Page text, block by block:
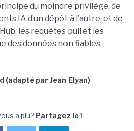
du moindre privilège, de
IA d’un dépôt à l’autre, et de
les requêtes pull et les
des données non fiables.
(adapté par Jean Elyan)
a plu? Partagez le !